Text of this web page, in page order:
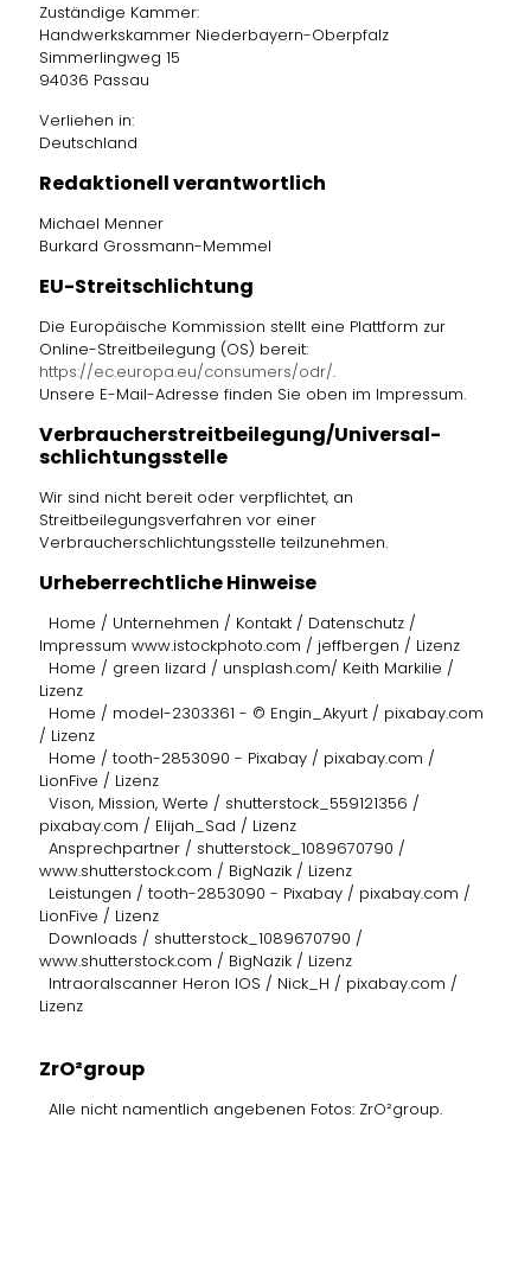
Zuständige Kammer:
Handwerkskammer Niederbayern-Oberpfalz
Simmerlingweg 15
94036 Passau
Verliehen in:
Deutschland
Redaktionell verantwortlich
Michael Menner
Burkard Grossmann-Memmel
EU-Streitschlichtung
Die Europäische Kommission stellt eine Plattform zur
Online-Streitbeilegung (OS) bereit:
https://ec.europa.eu/consumers/odr/.
Unsere E-Mail-Adresse finden Sie oben im Impressum.
Verbraucher­streit­beilegung/Universal­
schlichtungs­stelle
Wir sind nicht bereit oder verpflichtet, an
Streitbeilegungsverfahren vor einer
Verbraucherschlichtungsstelle teilzunehmen.
Urheberrechtliche Hinweise
Home / Unternehmen / Kontakt / Datenschutz /
Impressum www.istockphoto.com / jeffbergen / Lizenz
Home / green lizard / unsplash.com/ Keith Markilie /
Lizenz
Home / model-2303361 - © Engin_Akyurt / pixabay.com
/ Lizenz
Home / tooth-2853090 - Pixabay / pixabay.com /
LionFive / Lizenz
Vison, Mission, Werte / shutterstock_559121356 /
pixabay.com / Elijah_Sad / Lizenz
Ansprechpartner / shutterstock_1089670790 /
www.shutterstock.com / BigNazik / Lizenz
Leistungen / tooth-2853090 - Pixabay / pixabay.com /
LionFive / Lizenz
Downloads / shutterstock_1089670790 /
www.shutterstock.com / BigNazik / Lizenz
Intraoralscanner Heron IOS / Nick_H / pixabay.com /
Lizenz
ZrO²group
Alle nicht namentlich angebenen Fotos: ZrO²group.